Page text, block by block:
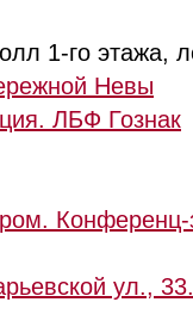
1-го этажа,
Невы
ЛБФ Гознак
ул.,